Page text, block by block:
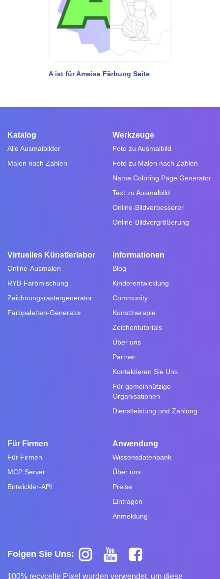
A ist für Ameise Färbung Seite
Katalog
Alle Ausmalbilder
Malen nach Zahlen
Werkzeuge
Foto zu Ausmalbild
Foto zu Malen nach Zahlen
Name Coloring Page Generator
Text zu Ausmalbild
Online-Bildverbesserer
Online-Bildvergrößerung
Virtuelles Künstlerlabor
Online-Ausmalen
RYB-Farbmischung
Zeichnungsrastergenerator
Farbpaletten-Generator
Informationen
Blog
Kinderentwicklung
Community
Kunsttherapie
Zeichentutorials
Über uns
Partner
Kontaktieren Sie Uns
Für gemeinnützige
Organisationen
Dienstleistung und Zahlung
Für Firmen
Für Firmen
MCP Server
Entwickler-API
Anwendung
Wissensdatenbank
Über uns
Preise
Eintragen
Anmeldung
Folgen Sie Uns:
100% recycelte Pixel wurden verwendet, um diese